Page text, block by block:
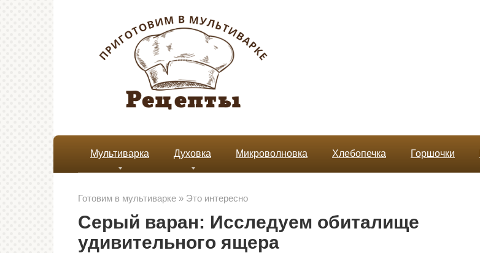
Мультиварка Духовка Микроволновка Хлебопечка Горшочки
Готовим в мультиварке » Это интересно
Серый варан: Исследуем обиталище
удивительного ящера